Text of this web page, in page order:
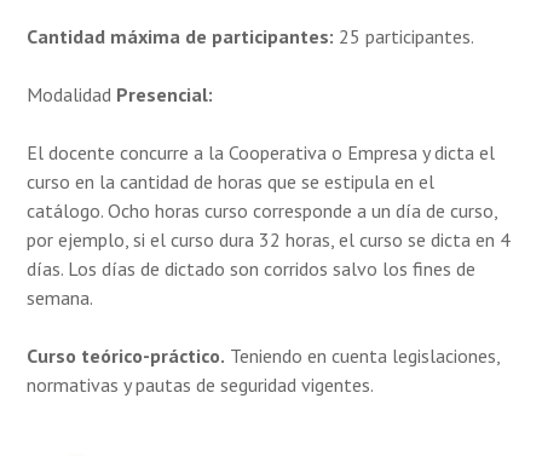
Cantidad máxima de participantes: 25 participantes.
Modalidad Presencial:
El docente concurre a la Cooperativa o Empresa y dicta el
curso en la cantidad de horas que se estipula en el
catálogo. Ocho horas curso corresponde a un día de curso,
por ejemplo, si el curso dura 32 horas, el curso se dicta en 4
días. Los días de dictado son corridos salvo los fines de
semana.
Curso teórico-práctico. Teniendo en cuenta legislaciones,
normativas y pautas de seguridad vigentes.